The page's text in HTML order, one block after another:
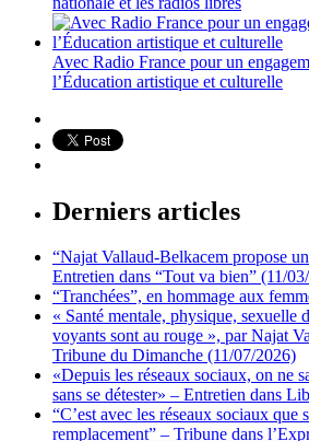
Avec Radio France pour un
l’Éducation artistique et culturelle
Derniers articles
“Najat Vallaud-Belkacem propose
Entretien dans “Tout va bien” (11/
“Tranchées”, en hommage aux
« Santé mentale, physique, sexuelle
voyants sont au rouge », par Najat
Tribune du Dimanche (11/07/2026)
«Depuis les réseaux sociaux, on ne
sans se détester» – Entretien dans
“C’est avec les réseaux sociaux que
remplacement” – Tribune dans